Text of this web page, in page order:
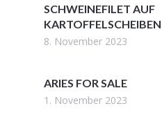
SCHWEINEFILET AUF
KARTOFFELSCHEIBEN
8. November 2023
ARIES FOR SALE
1. November 2023